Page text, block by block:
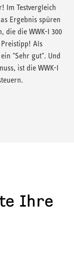
Im Testvergleich
Ergebnis spüren
die die WWK-I 300
Als
"Sehr gut". Und
ist die WWK-I
Ihre